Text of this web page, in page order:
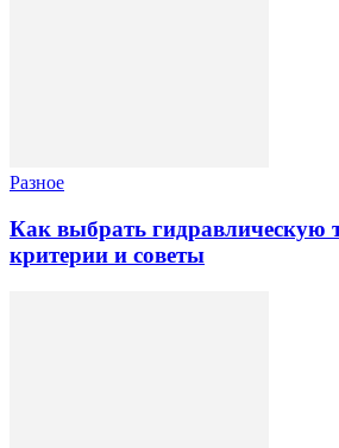
Разное
Как выбрать гидравлическую
критерии и советы